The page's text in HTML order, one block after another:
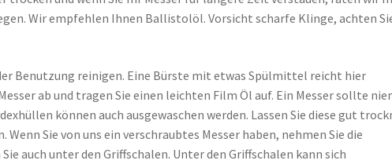
Wir empfehlen Ihnen Ballistolöl. Vorsicht scharfe Klinge, achten
Benutzung reinigen. Eine Bürste mit etwas Spülmittel reicht hier
ab und tragen Sie einen leichten Film Öl auf. Ein Messer sollte
können auch ausgewaschen werden. Lassen Sie diese gut
Wenn Sie von uns ein verschraubtes Messer haben, nehmen Sie die
auch unter den Griffschalen. Unter den Griffschalen kann sich